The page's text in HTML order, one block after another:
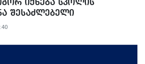
ᲨᲔᲡᲐᲫᲚᲔᲑᲔᲚᲘ